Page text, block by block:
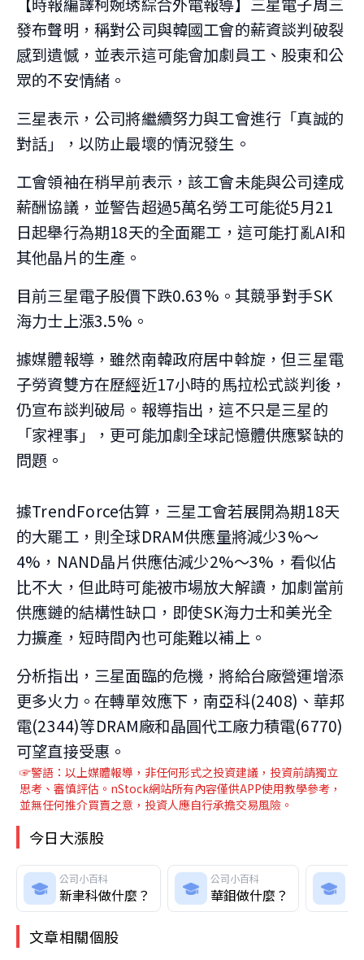
發布聲明，稱對公司與韓國工會的薪資談判破裂
感到遺憾，並表示這可能會加劇員工、股東和公
眾的不安情緒。
三星表示，公司將繼續努力與工會進行「真誠的
對話」，以防止最壞的情況發生。
工會領袖在稍早前表示，該工會未能與公司達成
薪酬協議，並警告超過5萬名勞工可能從5月21
日起舉行為期18天的全面罷工，這可能打亂AI和
其他晶片的生產。
目前三星電子股價下跌0.63%。其競爭對手SK
海力士上漲3.5%。
據媒體報導，雖然南韓政府居中斡旋，但三星電
子勞資雙方在歷經近17小時的馬拉松式談判後，
仍宣布談判破局。報導指出，這不只是三星的
「家裡事」，更可能加劇全球記憶體供應緊缺的
問題。
據TrendForce估算，三星工會若展開為期18天
的大罷工，則全球DRAM供應量將減少3%～
4%，NAND晶片供應估減少2%～3%，看似佔
比不大，但此時可能被市場放大解讀，加劇當前
供應鏈的結構性缺口，即使SK海力士和美光全
力擴產，短時間內也可能難以補上。
分析指出，三星面臨的危機，將給台廠營運增添
更多火力。在轉單效應下，南亞科(2408)、華邦
電(2344)等DRAM廠和晶圓代工廠力積電(6770)
可望直接受惠。
☞警語：以上媒體報導，非任何形式之投資建議，投資前請獨立
思考、審慎評估。nStock網站所有內容僅供APP使用教學參考，
並無任何推介買賣之意，投資人應自行承擔交易風險。
今日大漲股
公司小百科
新聿科做什麼？
公司小百科
華鉬做什麼？
文章相關個股